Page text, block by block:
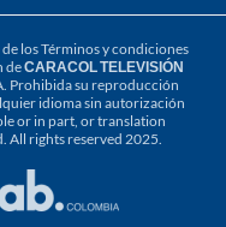
losTérminos y condiciones
deCARACOL TELEVISIÓN
Prohibida su reproducción
idioma sin autorización
or in part, or translation
rights reserved 2025.